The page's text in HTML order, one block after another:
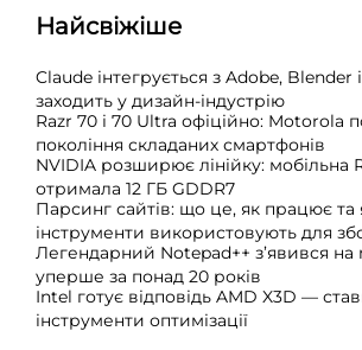
Найсвіжіше
Claude інтегрується з Adobe,
заходить у дизайн-індустрію
Razr 70 і 70 Ultra офіційно: Motorola
покоління складаних смартфонів
NVIDIA розширює лінійку: мобільна
отримала 12 ГБ GDDR7
Парсинг сайтів: що це, як працює та
інструменти використовують для
Легендарний Notepad++ з’явився
уперше за понад 20 років
Intel готує відповідь AMD X3D —
інструменти оптимізації